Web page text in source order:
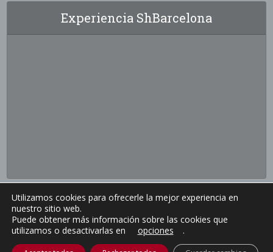
Experiencia ShBarcelona
Utilizamos cookies para ofrecerle la mejor experiencia en
nuestro sitio web.
Puede obtener más información sobre las cookies que
utilizamos o desactivarlas en
opciones .